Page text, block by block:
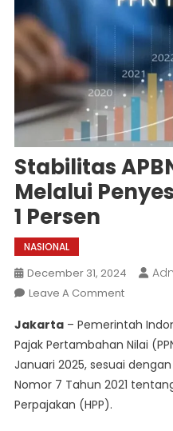
Stabilitas
Melalui
1 Persen
NASIONAL
December 31, 2024
Leave A CommentOn
APBN
Terjaga
Melalui
Jakarta– Pemerintah
Pajak Pertambahan Nilai
Januari 2025, sesuai
Nomor 7 Tahun 2021
Perpajakan (HPP).